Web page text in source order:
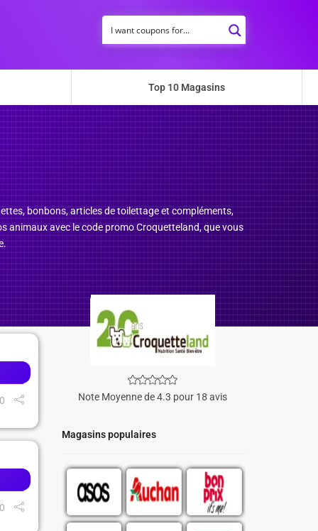
Top 10 Magasins
bonbons, articles de toilettage et compléments,
animaux avec le code promo Croquetteland, que vous
Note Moyenne de 4.3 pour 18 avis
Magasins populaires